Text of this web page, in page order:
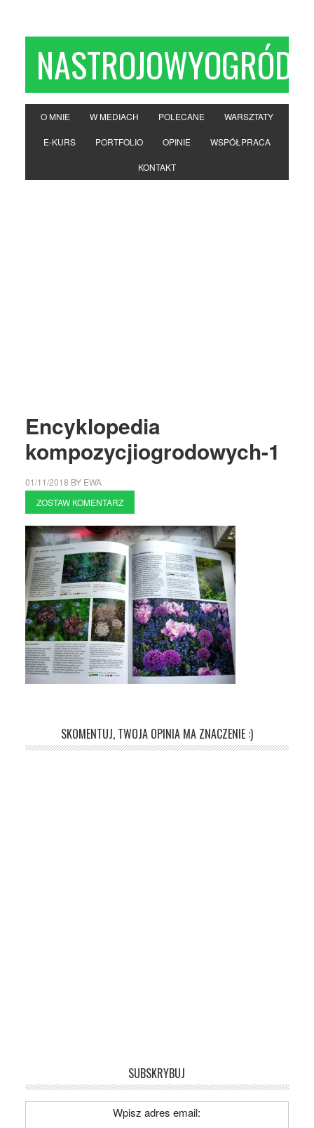
NASTROJOWYOGRÓD
O MNIE W MEDIACH POLECANE WARSZTATY
E-KURS PORTFOLIO OPINIE WSPÓŁPRACA
KONTAKT
Encyklopedia
kompozycjiogrodowych-1
01/11/2018 BY EWA
ZOSTAW KOMENTARZ
SKOMENTUJ, TWOJA OPINIA MA ZNACZENIE :)
SUBSKRYBUJ
Wpisz adres email: